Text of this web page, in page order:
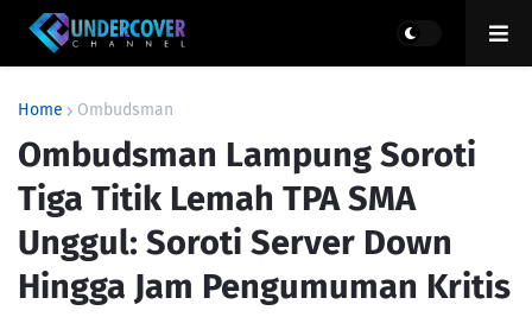
Home Ombudsman
Ombudsman Lampung Soroti
Tiga Titik Lemah TPA SMA
Unggul: Soroti Server Down
Hingga Jam Pengumuman Kritis